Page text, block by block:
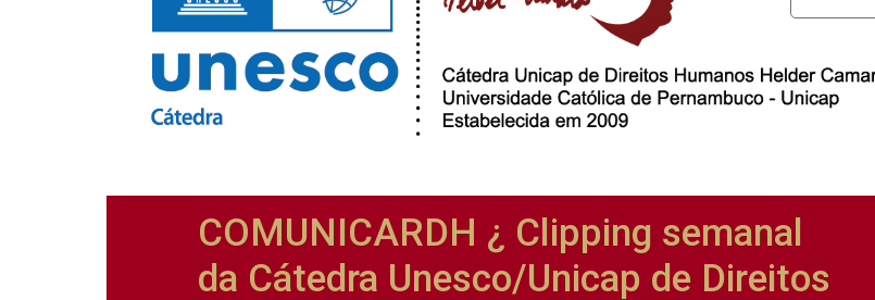
COMUNICARDH ¿ Clipping semanal
da Cátedra Unesco/Unicap de Direitos